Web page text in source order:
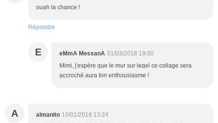
ouah la chance !
Répondre
E eMmA MessanA 01/03/2018 19:00
Mimi, j'espère que le mur sur leqel ce collage sera
accroché aura ton enthousiasme !
A almanito 10/01/2018 13:24